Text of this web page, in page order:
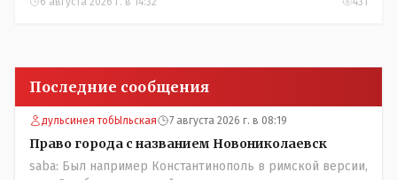
Последние сообщения
дульсинея тобЫльская 7 августа 2026 г. в 08:19
Право города с названием Новониколаевск
saba: Был например Константинополь в римской версии,